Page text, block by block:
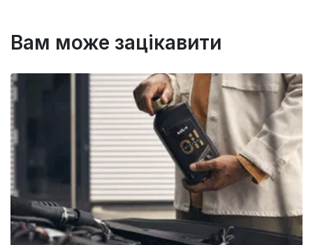
Вам може зацікавити